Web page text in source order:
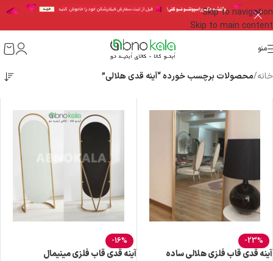
Skip to navigation
Skip to main content
منو
خانه/محصولات برچسب خورده “آینه قدی هلالی”
-23%
آینه قدی قاب فلزی هلالی ساده
-16%
آینه قدی قاب فلزی مینیمال